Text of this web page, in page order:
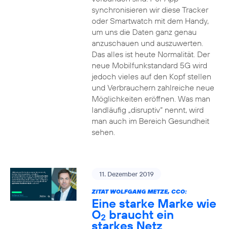
synchronisieren wir diese Tracker
oder Smartwatch mit dem Handy,
um uns die Daten ganz genau
anzuschauen und auszuwerten.
Das alles ist heute Normalität. Der
neue Mobilfunkstandard 5G wird
jedoch vieles auf den Kopf stellen
und Verbrauchern zahlreiche neue
Möglichkeiten eröffnen. Was man
landläufig „disruptiv“ nennt, wird
man auch im Bereich Gesundheit
sehen.
11. Dezember 2019
ZITAT WOLFGANG METZE, CCO:
Eine starke Marke wie
O2 braucht ein
starkes Netz